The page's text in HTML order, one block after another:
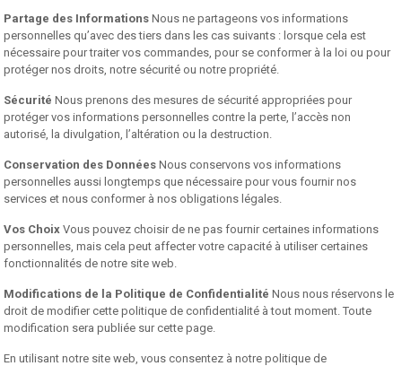
Partage des Informations Nous ne partageons vos informations
personnelles qu’avec des tiers dans les cas suivants : lorsque cela est
nécessaire pour traiter vos commandes, pour se conformer à la loi ou pour
protéger nos droits, notre sécurité ou notre propriété.
Sécurité Nous prenons des mesures de sécurité appropriées pour
protéger vos informations personnelles contre la perte, l’accès non
autorisé, la divulgation, l’altération ou la destruction.
Conservation des Données Nous conservons vos informations
personnelles aussi longtemps que nécessaire pour vous fournir nos
services et nous conformer à nos obligations légales.
Vos Choix Vous pouvez choisir de ne pas fournir certaines informations
personnelles, mais cela peut affecter votre capacité à utiliser certaines
fonctionnalités de notre site web.
Modifications de la Politique de Confidentialité Nous nous réservons le
droit de modifier cette politique de confidentialité à tout moment. Toute
modification sera publiée sur cette page.
En utilisant notre site web, vous consentez à notre politique de